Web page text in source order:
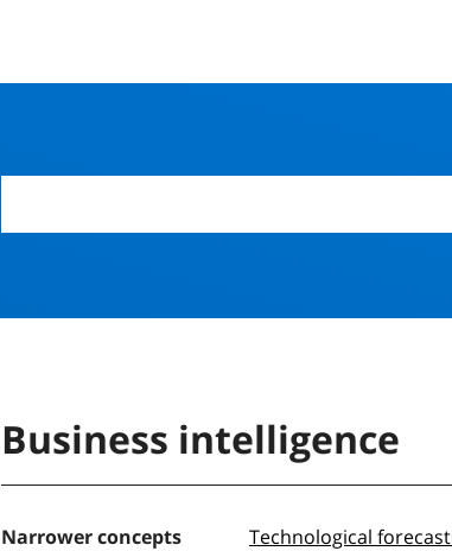
Business intelligence
Narrower concepts
Technological